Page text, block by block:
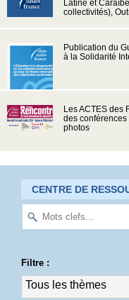
Latine et
collectivités),
Publication du
à la Solidarité
Les ACTES
des conférences
photos
CENTRE DE
Filtre :